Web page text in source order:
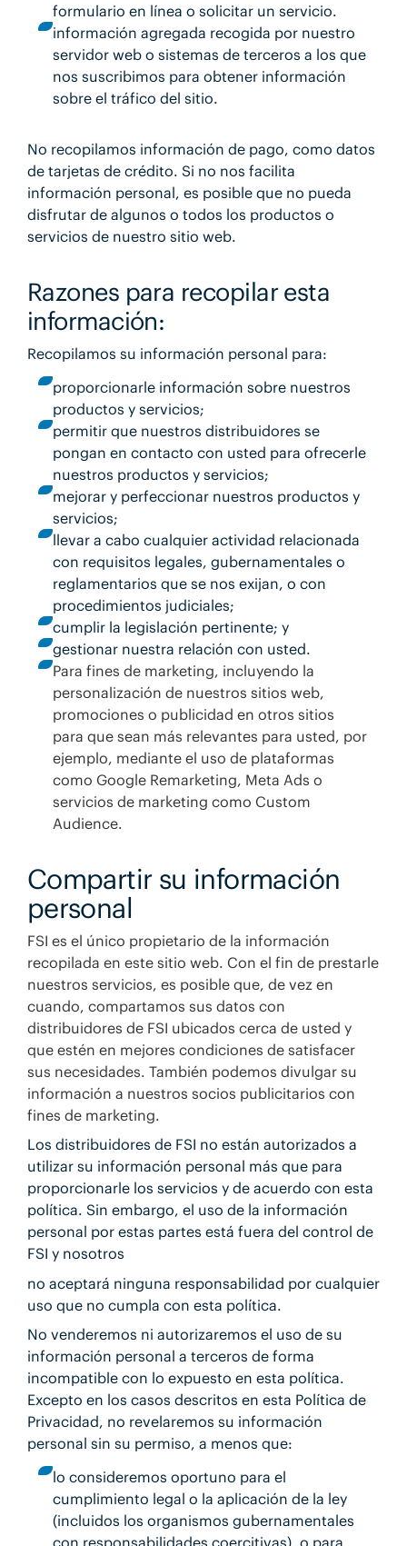
formulario en línea o solicitar un servicio.
información agregada recogida por nuestro
servidor web o sistemas de terceros a los que
nos suscribimos para obtener información
sobre el tráfico del sitio.
No recopilamos información de pago, como datos
de tarjetas de crédito. Si no nos facilita
información personal, es posible que no pueda
disfrutar de algunos o todos los productos o
servicios de nuestro sitio web.
Razones para recopilar esta
información:
Recopilamos su información personal para:
proporcionarle información sobre nuestros
productos y servicios;
permitir que nuestros distribuidores se
pongan en contacto con usted para ofrecerle
nuestros productos y servicios;
mejorar y perfeccionar nuestros productos y
servicios;
llevar a cabo cualquier actividad relacionada
con requisitos legales, gubernamentales o
reglamentarios que se nos exijan, o con
procedimientos judiciales;
cumplir la legislación pertinente; y
gestionar nuestra relación con usted.
Para fines de marketing, incluyendo la
personalización de nuestros sitios web,
promociones o publicidad en otros sitios
para que sean más relevantes para usted, por
ejemplo, mediante el uso de plataformas
como Google Remarketing, Meta Ads o
servicios de marketing como Custom
Audience.
Compartir su información
personal
FSI es el único propietario de la información
recopilada en este sitio web. Con el fin de prestarle
nuestros servicios, es posible que, de vez en
cuando, compartamos sus datos con
distribuidores de FSI ubicados cerca de usted y
que estén en mejores condiciones de satisfacer
sus necesidades. También podemos divulgar su
información a nuestros socios publicitarios con
fines de marketing.
Los distribuidores de FSI no están autorizados a
utilizar su información personal más que para
proporcionarle los servicios y de acuerdo con esta
política. Sin embargo, el uso de la información
personal por estas partes está fuera del control de
FSI y nosotros
no aceptará ninguna responsabilidad por cualquier
uso que no cumpla con esta política.
No venderemos ni autorizaremos el uso de su
información personal a terceros de forma
incompatible con lo expuesto en esta política.
Excepto en los casos descritos en esta Política de
Privacidad, no revelaremos su información
personal sin su permiso, a menos que:
lo consideremos oportuno para el
cumplimiento legal o la aplicación de la ley
(incluidos los organismos gubernamentales
con responsabilidades coercitivas), o para